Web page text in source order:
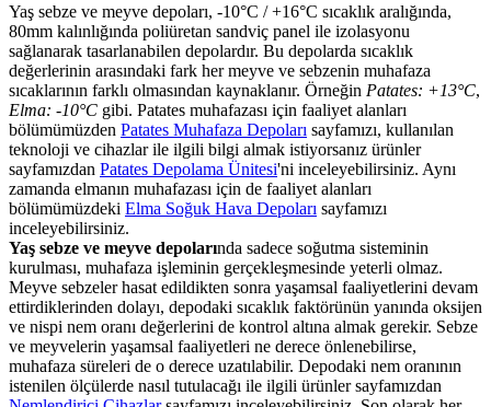
Yaş sebze ve meyve depoları, -10°C / +16°C sıcaklık aralığında,
80mm kalınlığında poliüretan sandviç panel ile izolasyonu
sağlanarak tasarlanabilen depolardır. Bu depolarda sıcaklık
değerlerinin arasındaki fark her meyve ve sebzenin muhafaza
sıcaklarının farklı olmasından kaynaklanır. Örneğin Patates: +13°C,
Elma: -10°C gibi. Patates muhafazası için faaliyet alanları
bölümümüzden Patates Muhafaza Depoları sayfamızı, kullanılan
teknoloji ve cihazlar ile ilgili bilgi almak istiyorsanız ürünler
sayfamızdan Patates Depolama Ünitesi'ni inceleyebilirsiniz. Aynı
zamanda elmanın muhafazası için de faaliyet alanları
bölümümüzdeki Elma Soğuk Hava Depoları sayfamızı
inceleyebilirsiniz.
Yaş sebze ve meyve depolarında sadece soğutma sisteminin
kurulması, muhafaza işleminin gerçekleşmesinde yeterli olmaz.
Meyve sebzeler hasat edildikten sonra yaşamsal faaliyetlerini devam
ettirdiklerinden dolayı, depodaki sıcaklık faktörünün yanında oksijen
ve nispi nem oranı değerlerini de kontrol altına almak gerekir. Sebze
ve meyvelerin yaşamsal faaliyetleri ne derece önlenebilirse,
muhafaza süreleri de o derece uzatılabilir. Depodaki nem oranının
istenilen ölçülerde nasıl tutulacağı ile ilgili ürünler sayfamızdan